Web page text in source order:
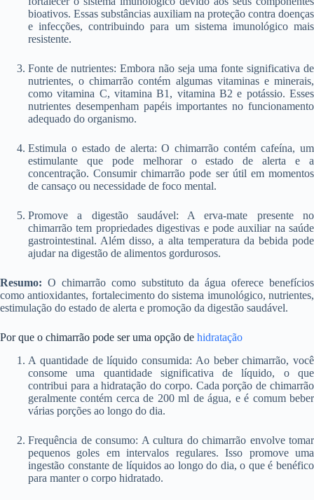
bioativos. Essas substâncias auxiliam na proteção contra doenças
e infecções, contribuindo para um sistema imunológico mais
resistente.
Fonte de nutrientes: Embora não seja uma fonte significativa de
nutrientes, o chimarrão contém algumas vitaminas e minerais,
como vitamina C, vitamina B1, vitamina B2 e potássio. Esses
nutrientes desempenham papéis importantes no funcionamento
adequado do organismo.
Estimula o estado de alerta: O chimarrão contém cafeína, um
estimulante que pode melhorar o estado de alerta e a
concentração. Consumir chimarrão pode ser útil em momentos
de cansaço ou necessidade de foco mental.
Promove a digestão saudável: A erva-mate presente no
chimarrão tem propriedades digestivas e pode auxiliar na saúde
gastrointestinal. Além disso, a alta temperatura da bebida pode
ajudar na digestão de alimentos gordurosos.
Resumo: O chimarrão como substituto da água oferece benefícios
como antioxidantes, fortalecimento do sistema imunológico, nutrientes,
estimulação do estado de alerta e promoção da digestão saudável.
Por que o chimarrão pode ser uma opção de hidratação
A quantidade de líquido consumida: Ao beber chimarrão, você
consome uma quantidade significativa de líquido, o que
contribui para a hidratação do corpo. Cada porção de chimarrão
geralmente contém cerca de 200 ml de água, e é comum beber
várias porções ao longo do dia.
Frequência de consumo: A cultura do chimarrão envolve tomar
pequenos goles em intervalos regulares. Isso promove uma
ingestão constante de líquidos ao longo do dia, o que é benéfico
para manter o corpo hidratado.